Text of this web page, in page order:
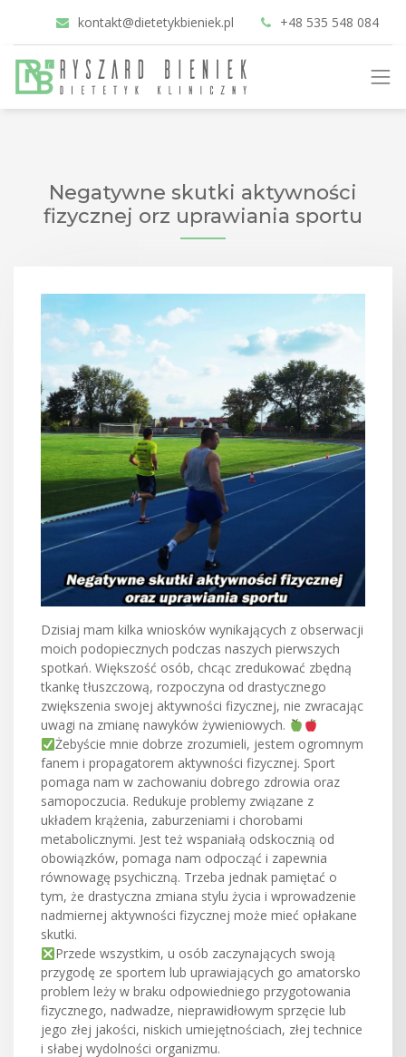
kontakt@dietetykbieniek.pl +48 535 548 084
Negatywne skutki aktywności
fizycznej orz uprawiania sportu
Dzisiaj mam kilka wniosków wynikających z obserwacji
moich podopiecznych podczas naszych pierwszych
spotkań. Większość osób, chcąc zredukować zbędną
tkankę tłuszczową, rozpoczyna od drastycznego
zwiększenia swojej aktywności fizycznej, nie zwracając
uwagi na zmianę nawyków żywieniowych.
Żebyście mnie dobrze zrozumieli, jestem ogromnym
fanem i propagatorem aktywności fizycznej. Sport
pomaga nam w zachowaniu dobrego zdrowia oraz
samopoczucia. Redukuje problemy związane z
układem krążenia, zaburzeniami i chorobami
metabolicznymi. Jest też wspaniałą odskocznią od
obowiązków, pomaga nam odpocząć i zapewnia
równowagę psychiczną. Trzeba jednak pamiętać o
tym, że drastyczna zmiana stylu życia i wprowadzenie
nadmiernej aktywności fizycznej może mieć opłakane
skutki.
Przede wszystkim, u osób zaczynających swoją
przygodę ze sportem lub uprawiających go amatorsko
problem leży w braku odpowiedniego przygotowania
fizycznego, nadwadze, nieprawidłowym sprzęcie lub
jego złej jakości, niskich umiejętnościach, złej technice
i słabej wydolności organizmu.